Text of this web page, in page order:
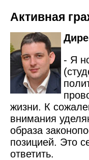
Активная
- Я
жизни. К
внимания
образа
позицией. Это
ответить.